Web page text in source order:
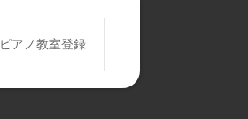
ピアノ教室登録